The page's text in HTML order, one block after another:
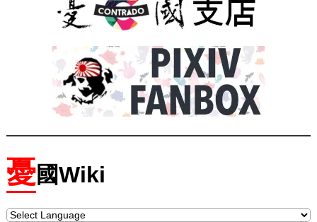
憂國Wiki